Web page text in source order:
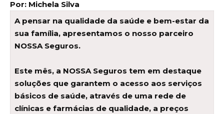
Por: Michela Silva
A pensar na qualidade da saúde e bem-estar da
sua família, apresentamos o nosso parceiro
NOSSA Seguros.
Este mês, a NOSSA Seguros tem em destaque
soluções que garantem o acesso aos serviços
básicos de saúde, através de uma rede de
clínicas e farmácias de qualidade, a preços